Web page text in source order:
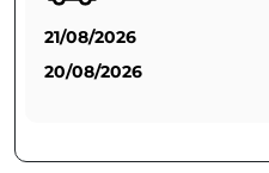
21/08/2026
20/08/2026